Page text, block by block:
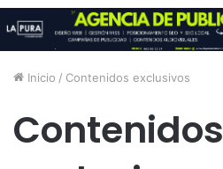
Inicio / Contenidos exclusivos
Contenidos